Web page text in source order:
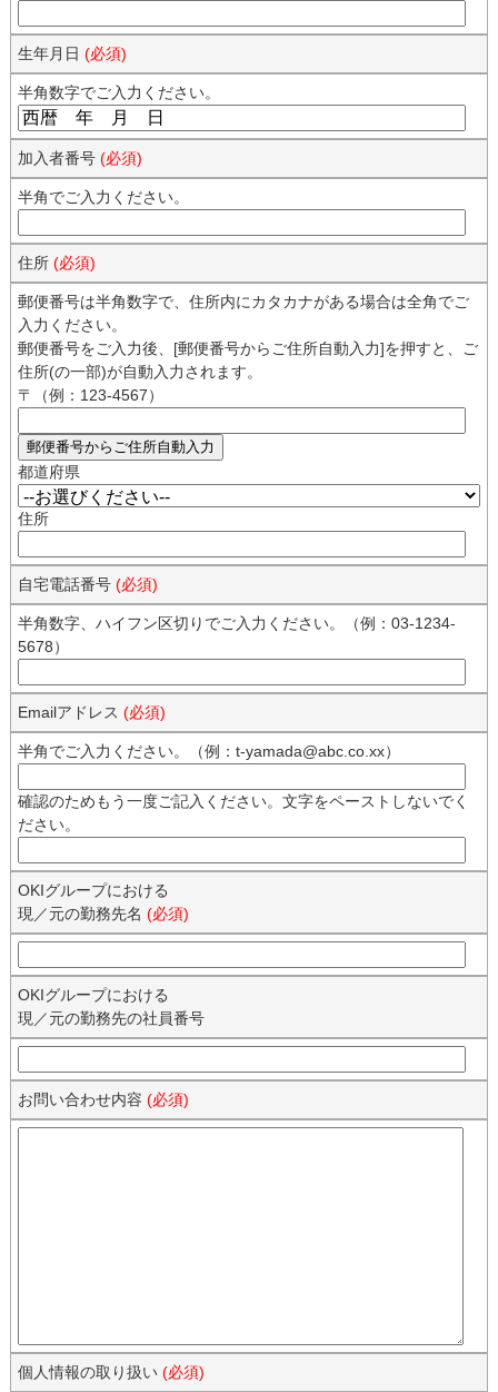
生年月日 (必須)
半角数字でご入力ください。
加入者番号 (必須)
半角でご入力ください。
住所 (必須)
郵便番号は半角数字で、住所内にカタカナがある場合は全角でご
入力ください。
郵便番号をご入力後、[郵便番号からご住所自動入力]を押すと、ご
住所(の一部)が自動入力されます。
〒（例：123-4567）
都道府県
住所
自宅電話番号 (必須)
半角数字、ハイフン区切りでご入力ください。（例：03-1234-
5678）
Emailアドレス (必須)
半角でご入力ください。（例：t-yamada@abc.co.xx）
確認のためもう一度ご記入ください。文字をペーストしないでく
ださい。
OKIグループにおける
現／元の勤務先名 (必須)
OKIグループにおける
現／元の勤務先の社員番号
お問い合わせ内容 (必須)
個人情報の取り扱い (必須)